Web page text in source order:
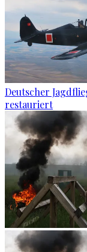
Deutscher
restauriert